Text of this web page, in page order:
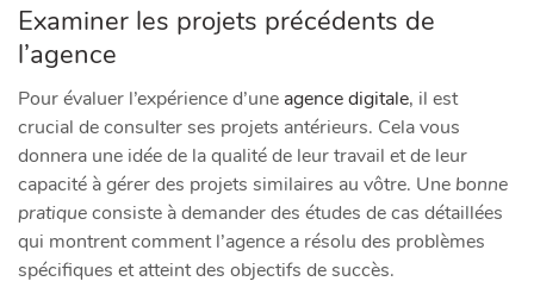
Examiner les projets précédents de
l’agence
Pour évaluer l’expérience d’une agence digitale, il est
crucial de consulter ses projets antérieurs. Cela vous
donnera une idée de la qualité de leur travail et de leur
capacité à gérer des projets similaires au vôtre. Une bonne
pratiqueconsiste à demander des études de cas détaillées
qui montrent comment l’agence a résolu des problèmes
spécifiques et atteint des objectifs de succès.